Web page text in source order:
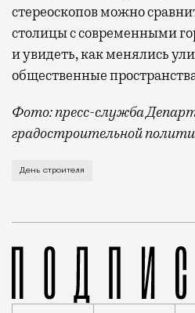
стереоскопов можно
столицы с современными
и увидеть, как менялись
общественные
Фото: пресс-служба
градостроительной
В этом году
День строителя